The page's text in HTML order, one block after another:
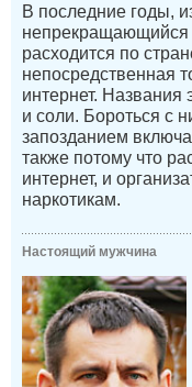
В последние годы,
непрекращающийся
расходится по
непосредственная
интернет. Названия
и соли. Бороться с
запозданием
также потому что
интернет, и
наркотикам.
Настоящий мужчина